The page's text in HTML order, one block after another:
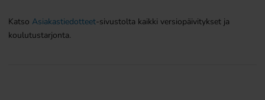
KatsoAsiakastiedotteet-sivustolta kaikki versiopäivitykset ja
koulutustarjonta.